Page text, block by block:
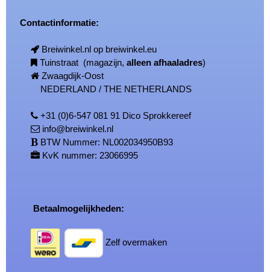
Contactinformatie:
Breiwinkel.nl op breiwinkel.eu
Tuinstraat (magazijn,alleen afhaaladres)
Zwaagdijk-Oost
NEDERLAND / THE NETHERLANDS
+31 (0)6-547 081 91 Dico Sprokkereef
info@breiwinkel.nl
BTW Nummer: NL002034950B93
KvK nummer: 23066995
Betaalmogelijkheden:
Zelf overmaken